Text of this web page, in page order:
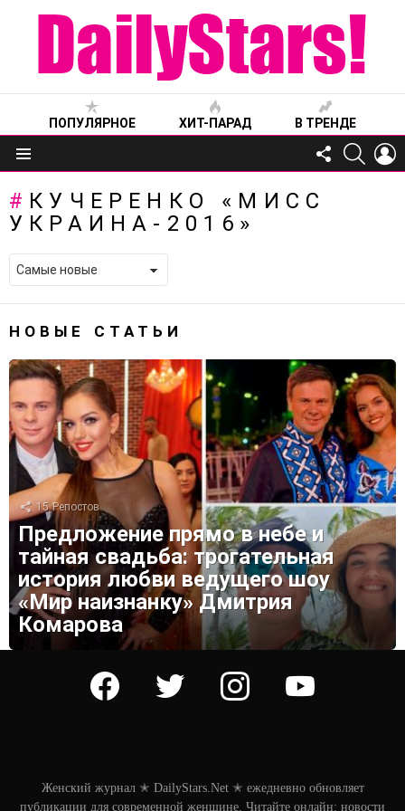
ПОПУЛЯРНОЕ ХИТ-ПАРАД В ТРЕНДЕ
Меню
FOLLOW
US
КУЧЕРЕНКО «МИСС
УКРАИНА-2016»
НОВЫЕ СТАТЬИ
15 Репостов
Предложение прямо в небе и
тайная свадьба: трогательная
история любви ведущего шоу
«Мир наизнанку» Дмитрия
Комарова
facebook twitter instagram youtube
Женский журнал ✭ DailyStars.Net ✭ ежедневно обновляет
публикации для современной женщине. Читайте онлайн: новости